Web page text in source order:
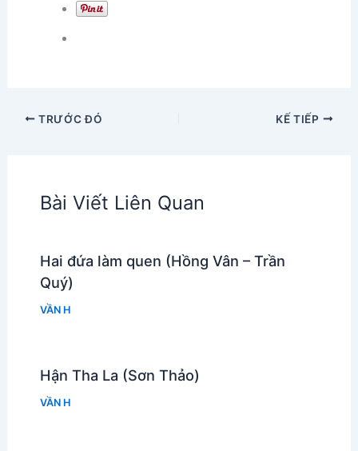
TRƯỚC ĐÓ KẾ TIẾP
Bài Viết Liên Quan
Hai đứa làm quen (Hồng Vân – Trần
Quý)
VẦN H
Hận Tha La (Sơn Thảo)
VẦN H